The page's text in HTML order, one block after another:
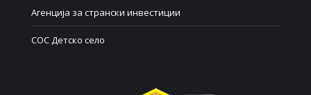
Агенција за странски инвестиции
СОС Детско село